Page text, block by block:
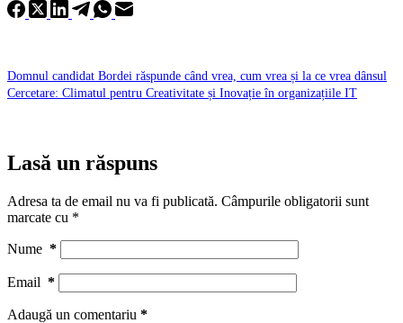
Domnul candidat Bordei răspunde când vrea, cum vrea și la ce vrea dânsul
Cercetare: Climatul pentru Creativitate și Inovație în organizațiile IT
Lasă un răspuns
Adresa ta de email nu va fi publicată. Câmpurile obligatorii sunt
marcate cu *
Nume *
Email *
Adaugă un comentariu *